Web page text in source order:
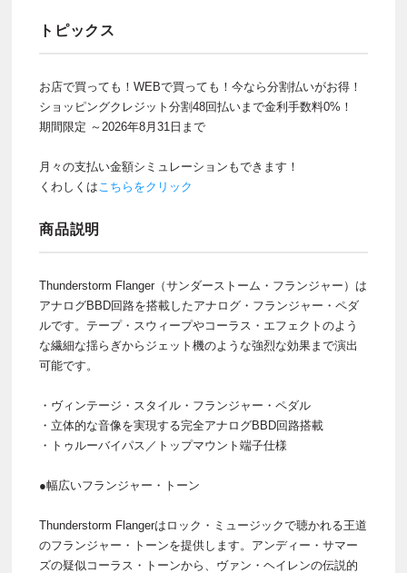
トピックス
お店で買っても！WEBで買っても！今なら分割払いがお得！
ショッピングクレジット分割48回払いまで金利手数料0%！
期間限定 ～2026年8月31日まで
月々の支払い金額シミュレーションもできます！
くわしくは こちらをクリック
商品説明
Thunderstorm Flanger（サンダーストーム・フランジャー）は
アナログBBD回路を搭載したアナログ・フランジャー・ペダ
ルです。テープ・スウィープやコーラス・エフェクトのよう
な繊細な揺らぎからジェット機のような強烈な効果まで演出
可能です。
・ヴィンテージ・スタイル・フランジャー・ペダル
・立体的な音像を実現する完全アナログBBD回路搭載
・トゥルーバイパス／トップマウント端子仕様
●幅広いフランジャー・トーン
Thunderstorm Flangerはロック・ミュージックで聴かれる王道
のフランジャー・トーンを提供します。アンディー・サマー
ズの疑似コーラス・トーンから、ヴァン・ヘイレンの伝説的